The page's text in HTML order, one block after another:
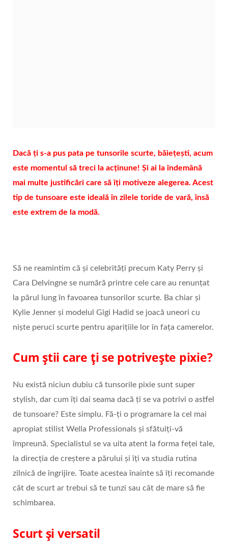
Dacă ți s-a pus pata pe tunsorile scurte, băiețești, acum
este momentul să treci la acținune! Și ai la îndemână
mai multe justificări care să îți motiveze alegerea. Acest
tip de tunsoare este ideală în zilele toride de vară, însă
este extrem de la modă.
Să ne reamintim că și celebrități precum Katy Perry și
Cara Delvingne se numără printre cele care au renunțat
la părul lung în favoarea tunsorilor scurte. Ba chiar și
Kylie Jenner și modelul Gigi Hadid se joacă uneori cu
niște peruci scurte pentru aparițiile lor în fața camerelor.
Cum știi care ți se potrivește pixie?
Nu există niciun dubiu că tunsorile pixie sunt super
stylish, dar cum îți dai seama dacă ți se va potrivi o astfel
de tunsoare? Este simplu. Fă-ți o programare la cel mai
apropiat stilist Wella Professionals și sfătuiți-vă
împreună. Specialistul se va uita atent la forma feței tale,
la direcția de creștere a părului și îți va studia rutina
zilnică de îngrijire. Toate acestea înainte să îți recomande
cât de scurt ar trebui să te tunzi sau cât de mare să fie
schimbarea.
Scurt și versatil